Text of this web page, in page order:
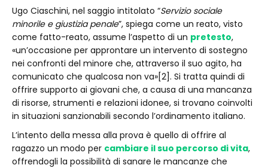
Ugo Ciaschini, nel saggio intitolato “Servizio sociale
minorile e giustizia penale”, spiega come un reato, visto
come fatto-reato, assume l’aspetto di un pretesto,
«un’occasione per approntare un intervento di sostegno
nei confronti del minore che, attraverso il suo agito, ha
comunicato che qualcosa non va»[2]. Si tratta quindi di
offrire supporto ai giovani che, a causa di una mancanza
di risorse, strumenti e relazioni idonee, si trovano coinvolti
in situazioni sanzionabili secondo l’ordinamento italiano.
L’intento della messa alla prova è quello di offrire al
ragazzo un modo per cambiare il suo percorso di vita,
offrendogli la possibilità di sanare le mancanze che